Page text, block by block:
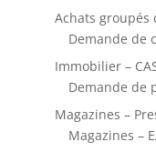
Achats groupés
Demande de
Immobilier –
Demande de
Magazines –
Magazines –